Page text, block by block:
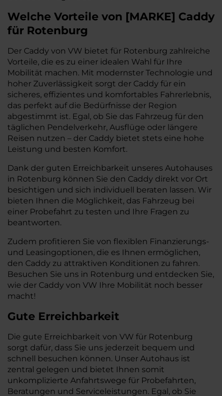
Welche Vorteile von [MARKE] Caddy
für Rotenburg
Der Caddy von VW bietet für Rotenburg zahlreiche
Vorteile, die es zu einer idealen Wahl für Ihre
Mobilität machen. Mit modernster Technologie und
hoher Zuverlässigkeit sorgt der Caddy für ein
sicheres, effizientes und komfortables Fahrerlebnis,
das perfekt auf die Bedürfnisse der Region
abgestimmt ist. Egal, ob Sie das Fahrzeug für den
täglichen Pendelverkehr, Ausflüge oder längere
Reisen nutzen – der Caddy bietet stets eine hohe
Leistung und besten Komfort.
Dank der guten Erreichbarkeit unseres Autohauses
in Rotenburg können Sie den Caddy direkt vor Ort
besichtigen und sich individuell beraten lassen. Wir
bieten Ihnen die Möglichkeit, das Fahrzeug bei
einer Probefahrt zu testen und Ihre Fragen zu
beantworten.
Zudem profitieren Sie von flexiblen Finanzierungs-
und Leasingoptionen, die es Ihnen ermöglichen,
den Caddy zu attraktiven Konditionen zu fahren.
Besuchen Sie uns in Rotenburg und entdecken Sie,
wie der Caddy von VW Ihre Mobilität noch besser
macht!
Gute Erreichbarkeit
Die gute Erreichbarkeit von VW für Rotenburg
sorgt dafür, dass Sie uns jederzeit bequem und
schnell besuchen können. Unser Autohaus ist
zentral gelegen und bietet Ihnen somit
unkomplizierte Anfahrtswege für Probefahrten,
Beratungen und Serviceleistungen. Egal, ob Sie